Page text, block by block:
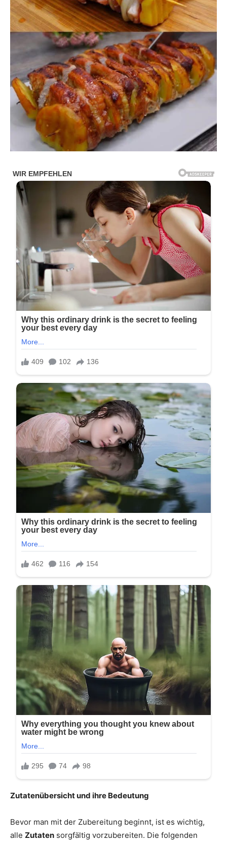
Zutatenübersicht und ihre Bedeutung
Bevor man mit der Zubereitung beginnt, ist es wichtig,
alle Zutaten sorgfältig vorzubereiten. Die folgenden